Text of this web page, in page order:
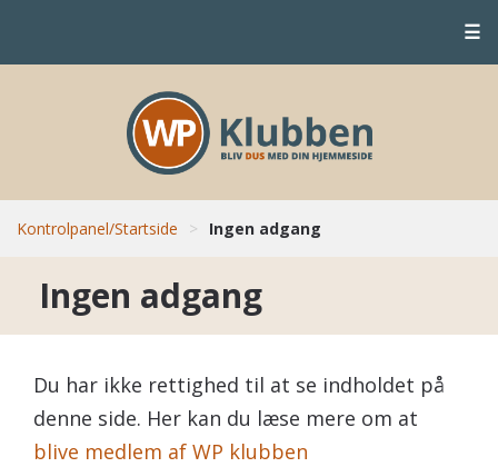
☰
Kontrolpanel/Startside > Ingen adgang
Ingen adgang
Du har ikke rettighed til at se indholdet på
denne side. Her kan du læse mere om at
blive medlem af WP klubben